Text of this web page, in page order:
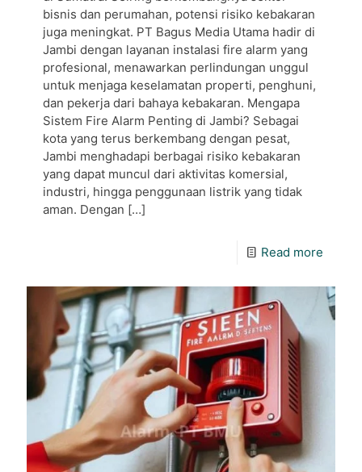
bisnis dan perumahan, potensi risiko kebakaran
juga meningkat. PT Bagus Media Utama hadir di
Jambi dengan layanan instalasi fire alarm yang
profesional, menawarkan perlindungan unggul
untuk menjaga keselamatan properti, penghuni,
dan pekerja dari bahaya kebakaran. Mengapa
Sistem Fire Alarm Penting di Jambi? Sebagai
kota yang terus berkembang dengan pesat,
Jambi menghadapi berbagai risiko kebakaran
yang dapat muncul dari aktivitas komersial,
industri, hingga penggunaan listrik yang tidak
aman. Dengan […]
Read more